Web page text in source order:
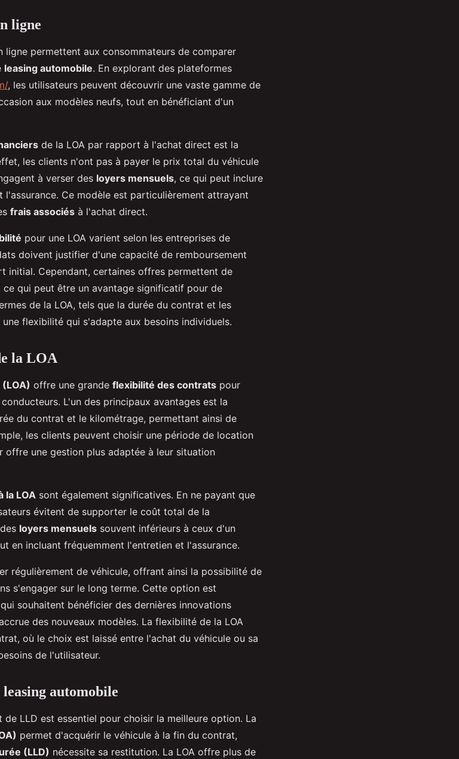
ligne
ligne permettent aux consommateurs de comparer
leasing automobile. En explorant des plateformes
, les utilisateurs peuvent découvrir une vaste gamme de
aux modèles neufs, tout en bénéficiant d'un
de la LOA par rapport à l'achat direct est la
les clients n'ont pas à payer le prix total du véhicule
à verser des loyers mensuels, ce qui peut inclure
Ce modèle est particulièrement attrayant
frais associés à l'achat direct.
pour une LOA varient selon les entreprises de
doivent justifier d'une capacité de remboursement
initial. Cependant, certaines offres permettent de
ce qui peut être un avantage significatif pour de
de la LOA, tels que la durée du contrat et les
flexibilité qui s'adapte aux besoins individuels.
la LOA
offre une grande flexibilité des contrats pour
L'un des principaux avantages est la
du contrat et le kilométrage, permettant ainsi de
les clients peuvent choisir une période de location
offre une gestion plus adaptée à leur situation
la LOA sont également significatives. En ne payant que
évitent de supporter le coût total de la
loyers mensuels souvent inférieurs à ceux d'un
en incluant fréquemment l'entretien et l'assurance.
régulièrement de véhicule, offrant ainsi la possibilité de
s'engager sur le long terme. Cette option est
souhaitent bénéficier des dernières innovations
des nouveaux modèles. La flexibilité de la LOA
où le choix est laissé entre l'achat du véhicule ou sa
de l'utilisateur.
automobile
de LLD est essentiel pour choisir la meilleure option. La
permet d'acquérir le véhicule à la fin du contrat,
(LLD) nécessite sa restitution. La LOA offre plus de